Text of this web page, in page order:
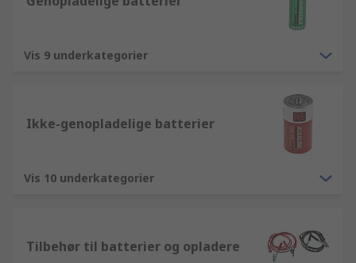
Vis 9 underkategorier
Ikke-genopladelige batterier
Vis 10 underkategorier
Tilbehør til batterier og opladere